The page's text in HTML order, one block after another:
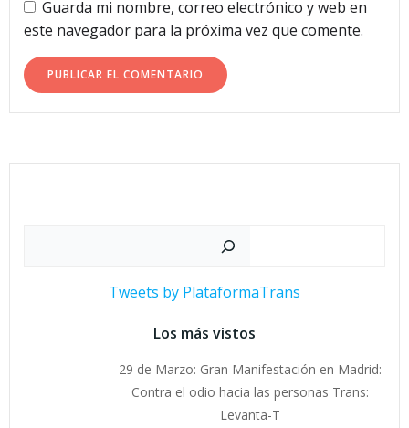
Guarda mi nombre, correo electrónico y web en
este navegador para la próxima vez que comente.
Tweets by PlataformaTrans
Los más vistos
29 de Marzo: Gran Manifestación en Madrid:
Contra el odio hacia las personas Trans:
Levanta-T